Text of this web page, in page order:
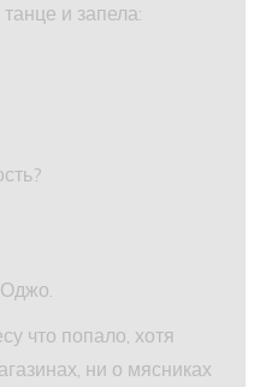
и запела:
что попало, хотя
ни о мясниках